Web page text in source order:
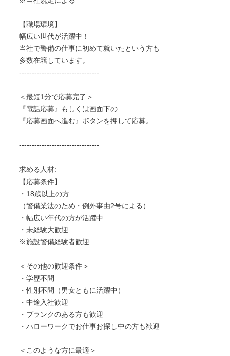
【職場環境】
幅広い世代が活躍中！
当社で警備の仕事に初めて就いたという方も
多数在籍しています。
--------------------------------
＜最短1分で応募完了＞
『電話応募』もしくは画面下の
『応募画面へ進む』ボタンを押して応募。
--------------------------------
求める人材:
【応募条件】
・18歳以上の方
（警備業法のため・例外事由2号による）
・幅広い年代の方が活躍中
・未経験大歓迎
※施設警備経験者歓迎
＜その他の歓迎条件＞
・学歴不問
・性別不問（男女ともに活躍中）
・中途入社歓迎
・ブランクのある方も歓迎
・ハローワークでお仕事お探し中の方も歓迎
＜このような方に最適＞